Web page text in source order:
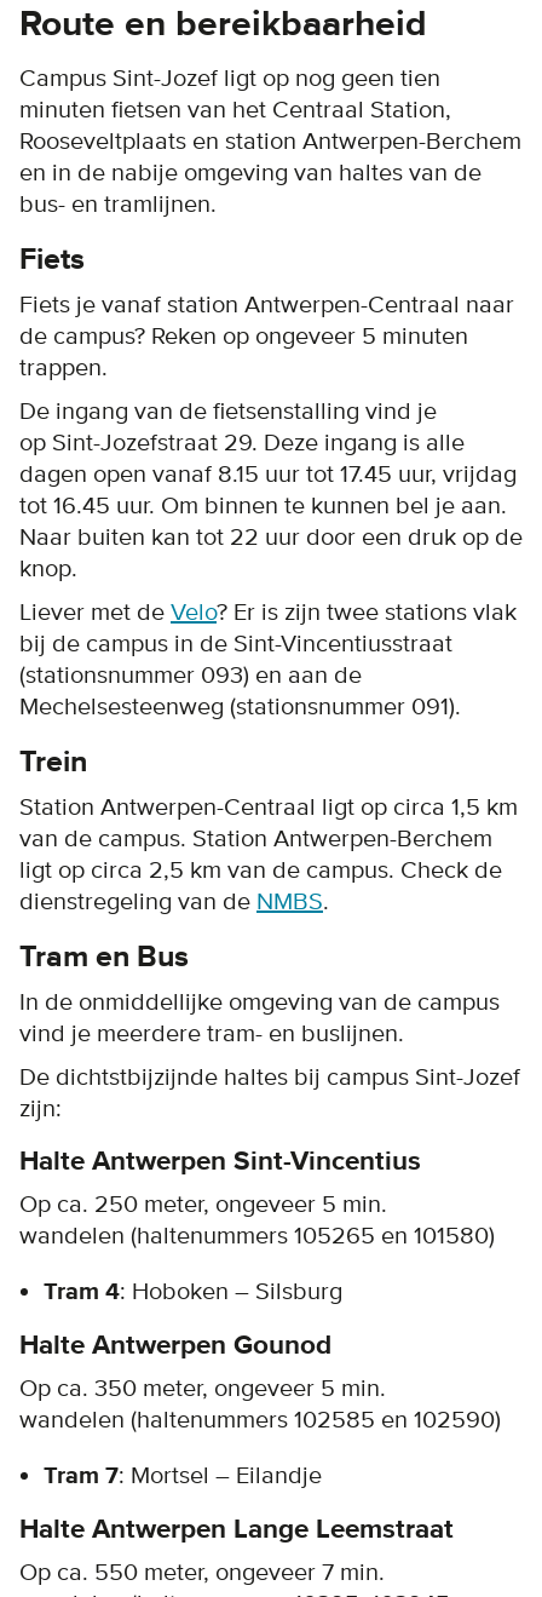
Route en bereikbaarheid
Campus Sint-Jozef ligt op nog geen tien
minuten fietsen van het Centraal Station,
Rooseveltplaats en station Antwerpen-Berchem
en in de nabije omgeving van haltes van de
bus- en tramlijnen.
Fiets
Fiets je vanaf station Antwerpen-Centraal naar
de campus? Reken op ongeveer 5 minuten
trappen.
De ingang van de fietsenstalling vind je
op Sint-Jozefstraat 29. Deze ingang is alle
dagen open vanaf 8.15 uur tot 17.45 uur, vrijdag
tot 16.45 uur. Om binnen te kunnen bel je aan.
Naar buiten kan tot 22 uur door een druk op de
knop.
Liever met de Velo? Er is zijn twee stations vlak
bij de campus in de Sint-Vincentiusstraat
(stationsnummer 093) en aan de
Mechelsesteenweg (stationsnummer 091).
Trein
Station Antwerpen-Centraal ligt op circa 1,5 km
van de campus. Station Antwerpen-Berchem
ligt op circa 2,5 km van de campus. Check de
dienstregeling van de NMBS.
Tram en Bus
In de onmiddellijke omgeving van de campus
vind je meerdere tram- en buslijnen.
De dichtstbijzijnde haltes bij campus Sint-Jozef
zijn:
Halte Antwerpen Sint-Vincentius
Op ca. 250 meter, ongeveer 5 min.
wandelen (haltenummers 105265 en 101580)
Tram 4: Hoboken – Silsburg
Halte Antwerpen Gounod
Op ca. 350 meter, ongeveer 5 min.
wandelen (haltenummers 102585 en 102590)
Tram 7: Mortsel – Eilandje
Halte Antwerpen Lange Leemstraat
Op ca. 550 meter, ongeveer 7 min.